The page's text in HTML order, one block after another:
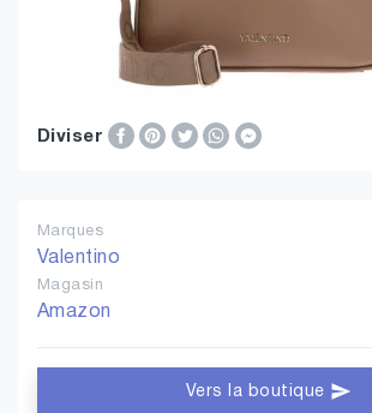
Diviser
Marques
Valentino
Magasin
Amazon
Vers la boutique